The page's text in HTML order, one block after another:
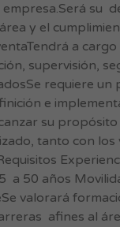
empresa.Será su
y el
a cargo
supervisión,
requiere un
e
su
tanto con los
a 50 años
valorará
afines al